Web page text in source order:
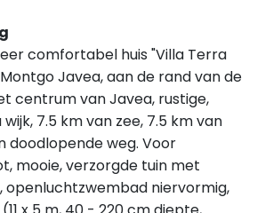
comfortabel huis "Villa Terra
Javea, aan de rand van de
centrum van Javea, rustige,
7.5 km van zee, 7.5 km van
doodlopende weg. Voor
mooie, verzorgde tuin met
openluchtzwembad niervormig,